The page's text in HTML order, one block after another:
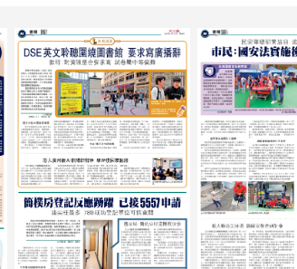
A18：副刊
A19：國際
A20：國際